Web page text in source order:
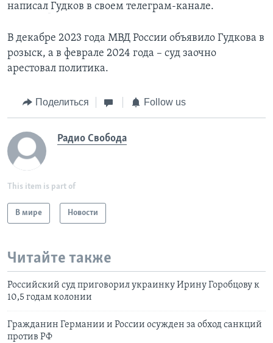
написал Гудков в своем телеграм-канале.
В декабре 2023 года МВД России объявило Гудкова в
розыск, а в феврале 2024 года – суд заочно
арестовал политика.
Поделиться Follow us
Радио Свобода
This item is part of
В мире Новости
Читайте также
Российский суд приговорил украинку Ирину Горобцову к
10,5 годам колонии
Гражданин Германии и России осужден за обход санкций
против РФ